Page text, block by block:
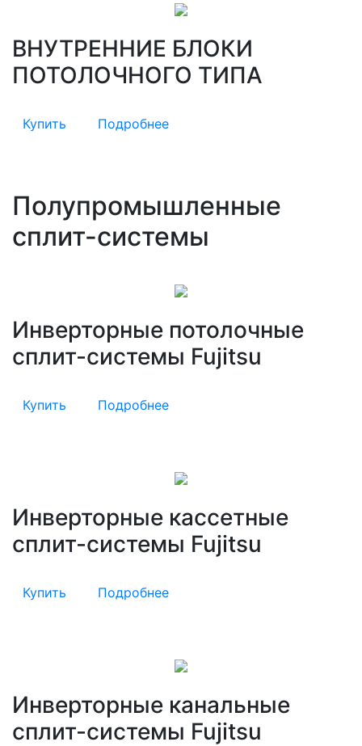
ВНУТРЕННИЕ БЛОКИ
ПОТОЛОЧНОГО ТИПА
Купить Подробнее
Полупромышленные
сплит-системы
Инверторные потолочные
сплит-системы Fujitsu
Купить Подробнее
Инверторные кассетные
сплит-системы Fujitsu
Купить Подробнее
Инверторные канальные
сплит-системы Fujitsu